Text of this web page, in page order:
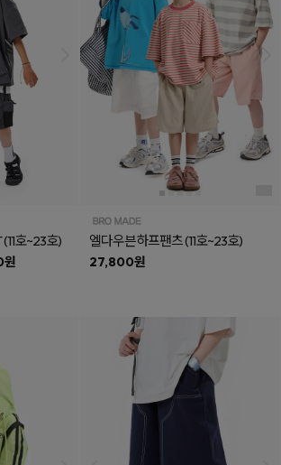
(11호~23호) 엘다우븐하프팬츠(11호~23호)
27,800원